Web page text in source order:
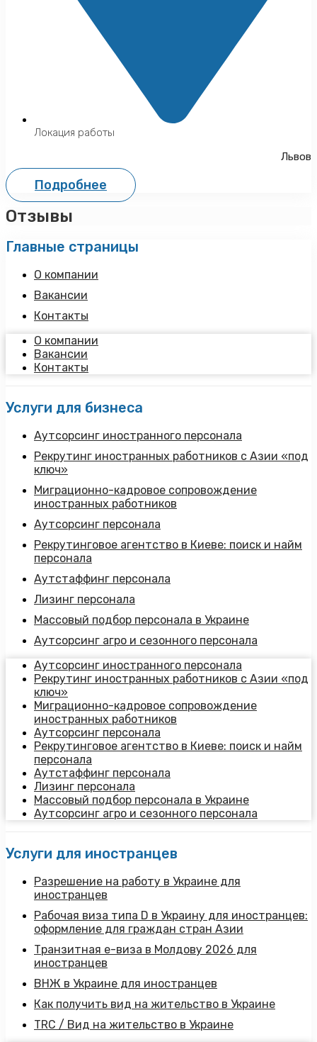
Локация работы
Львов
Подробнее
Отзывы
Главные страницы
О компании
Вакансии
Контакты
О компании
Вакансии
Контакты
Услуги для бизнеса
Аутсорсинг иностранного персонала
Рекрутинг иностранных работников с Азии «под
ключ»
Миграционно-кадровое сопровождение
иностранных работников
Аутсорсинг персонала
Рекрутинговое агентство в Киеве: поиск и найм
персонала
Аутстаффинг персонала
Лизинг персонала
Массовый подбор персонала в Украине
Аутсорсинг агро и сезонного персонала
Аутсорсинг иностранного персонала
Рекрутинг иностранных работников с Азии «под
ключ»
Миграционно-кадровое сопровождение
иностранных работников
Аутсорсинг персонала
Рекрутинговое агентство в Киеве: поиск и найм
персонала
Аутстаффинг персонала
Лизинг персонала
Массовый подбор персонала в Украине
Аутсорсинг агро и сезонного персонала
Услуги для иностранцев
Разрешение на работу в Украине для
иностранцев
Рабочая виза типа D в Украину для иностранцев:
оформление для граждан стран Азии
Транзитная е-виза в Молдову 2026 для
иностранцев
ВНЖ в Украине для иностранцев
Как получить вид на жительство в Украине
TRC / Вид на жительство в Украине